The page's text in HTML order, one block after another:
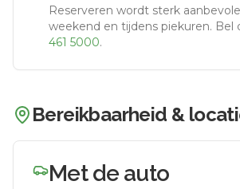
Reserveren wordt sterk
weekend en tijdens piekuren. Bel
461 5000.
Bereikbaarheid &
Met de auto